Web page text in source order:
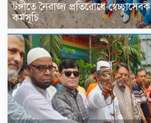
টঙ্গীতে নৈরাজ্য প্রতিরোধে
কর্মসূচি